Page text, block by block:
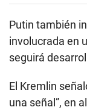
Putin también
involucrada en
seguirá
El Kremlin
una señal”, en